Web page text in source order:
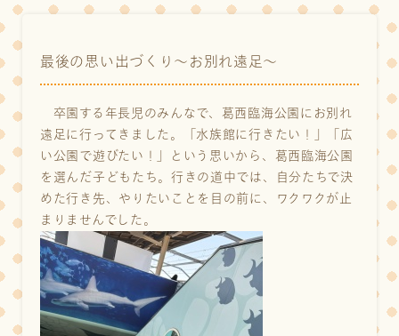
最後の思い出づくり～お別れ遠足～
卒園する年長児のみんなで、葛西臨海公園にお別れ
遠足に行ってきました。「水族館に行きたい！」「広
い公園で遊びたい！」という思いから、葛西臨海公園
を選んだ子どもたち。行きの道中では、自分たちで決
めた行き先、やりたいことを目の前に、ワクワクが止
まりませんでした。